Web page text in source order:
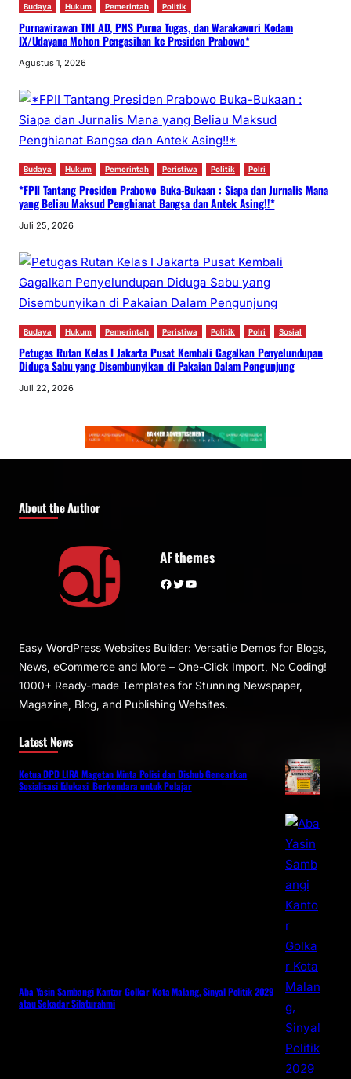
Budaya Hukum Pemerintah Politik
Purnawirawan TNI AD, PNS Purna Tugas, dan Warakawuri Kodam
IX/Udayana Mohon Pengasihan ke Presiden Prabowo*
Agustus 1, 2026
Budaya Hukum Pemerintah Peristiwa Politik Polri
*FPII Tantang Presiden Prabowo Buka-Bukaan : Siapa dan Jurnalis Mana
yang Beliau Maksud Penghianat Bangsa dan Antek Asing!!*
Juli 25, 2026
Budaya Hukum Pemerintah Peristiwa Politik Polri Sosial
Petugas Rutan Kelas I Jakarta Pusat Kembali Gagalkan Penyelundupan
Diduga Sabu yang Disembunyikan di Pakaian Dalam Pengunjung
Juli 22, 2026
About the Author
AF themes
Facebook Twitter YouTube
Easy WordPress Websites Builder: Versatile Demos for Blogs,
News, eCommerce and More – One-Click Import, No Coding!
1000+ Ready-made Templates for Stunning Newspaper,
Magazine, Blog, and Publishing Websites.
Latest News
Ketua DPD LIRA Magetan Minta Polisi dan Dishub Gencarkan
Sosialisasi Edukasi Berkendara untuk Pelajar
Aba Yasin Sambangi Kantor Golkar Kota Malang, Sinyal Politik 2029
atau Sekadar Silaturahmi